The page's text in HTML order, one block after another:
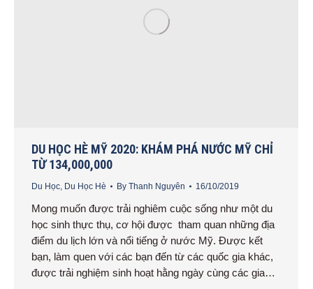
DU HỌC HÈ MỸ 2020: KHÁM PHÁ NƯỚC MỸ CHỈ
TỪ 134,000,000
Du Học, Du Học Hè By Thanh Nguyên 16/10/2019
Mong muốn được trải nghiêm cuộc sống như một du
học sinh thực thụ, cơ hội được tham quan những địa
điểm du lịch lớn và nổi tiếng ở nước Mỹ. Được kết
bạn, làm quen với các bạn đến từ các quốc gia khác,
được trải nghiệm sinh hoạt hằng ngày cùng các gia…